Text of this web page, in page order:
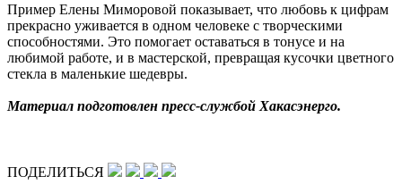
Пример Елены Миморовой показывает, что любовь к цифрам
прекрасно уживается в одном человеке с творческими
способностями. Это помогает оставаться в тонусе и на
любимой работе, и в мастерской, превращая кусочки цветного
стекла в маленькие шедевры.
Материал подготовлен пресс-службой Хакасэнерго.
ПОДЕЛИТЬСЯ